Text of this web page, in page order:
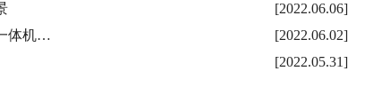
[2022.06.06]
[2022.06.02]
体机…
[2022.05.31]